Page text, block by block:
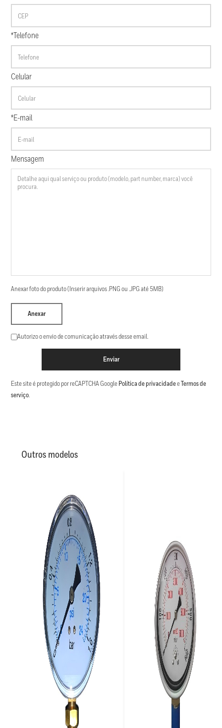
*Telefone
Celular
*E-mail
Mensagem
Anexar foto do produto (Inserir arquivos .PNG ou .JPG até 5MB)
Anexar
Autorizo o envio de comunicação através desse email.
Enviar
Este site é protegido por reCAPTCHA Google Política de privacidadee Termos de
serviço.
Outros modelos